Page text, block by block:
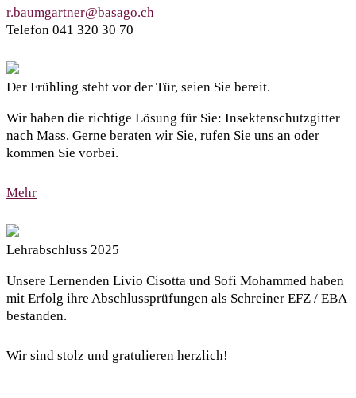
r.baumgartner@basago.ch
Telefon 041 320 30 70
Der Frühling steht vor der Tür, seien Sie bereit.
Wir haben die richtige Lösung für Sie: Insektenschutzgitter
nach Mass. Gerne beraten wir Sie, rufen Sie uns an oder
kommen Sie vorbei.
Mehr
Lehrabschluss 2025
Unsere Lernenden Livio Cisotta und Sofi Mohammed haben
mit Erfolg ihre Abschlussprüfungen als Schreiner EFZ / EBA
bestanden.
Wir sind stolz und gratulieren herzlich!